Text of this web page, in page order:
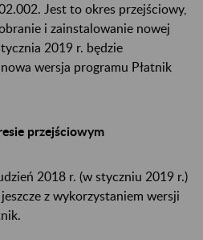
Jest to okres przejściowy,
i zainstalowanie nowej
2019 r. będzie
wersja programu Płatnik
przejściowym
2018 r. (w styczniu 2019 r.)
z wykorzystaniem wersji